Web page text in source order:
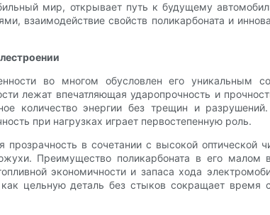
мир, открывает путь к будущему
взаимодействие свойств поликарбоната и
во многом обусловлен его уникальным
лежат впечатляющая ударопрочность и
количество энергии без трещин и
при нагрузках играет первостепенную роль.
в сочетании с высокой оптической
Преимущество поликарбоната в его малом
экономичности и запаса хода
цельную деталь без стыков сокращает время